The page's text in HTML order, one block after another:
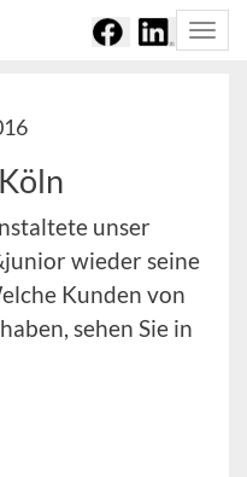
unser
wieder seine
Kunden von
sehen Sie in